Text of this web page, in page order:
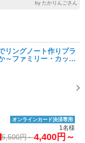
by たかりんごさん
リングノート作りプラ
～ファミリー・カップ
オンラインカード決済専用
1名様
5,500円～4,400円～